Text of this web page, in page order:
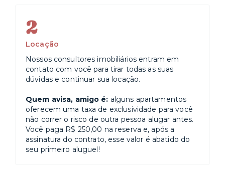
2
Locação
Nossos consultores imobiliários entram em
contato com você para tirar todas as suas
dúvidas e continuar sua locação.
Quem avisa, amigo é: alguns apartamentos
oferecem uma taxa de exclusividade para você
não correr o risco de outra pessoa alugar antes.
Você paga R$ 250,00 na reserva e, após a
assinatura do contrato, esse valor é abatido do
seu primeiro aluguel!